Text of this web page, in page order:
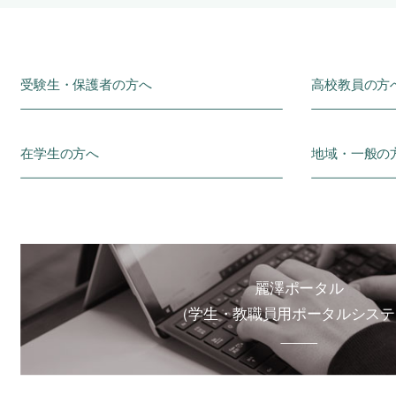
受験生・保護者の方へ 高校教員の方
在学生の方へ 地域・一般の
麗澤ポータル
（学生・教職員用ポータルシス